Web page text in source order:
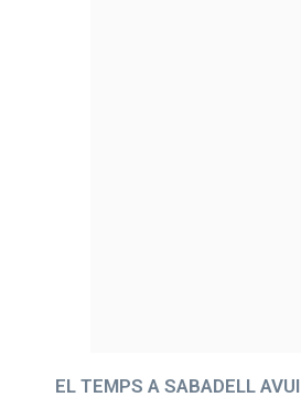
EL TEMPS A SABADELL AVUI